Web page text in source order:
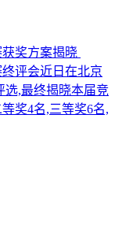
奖方案揭晓
评会近日在北京
选,最终揭晓本届竞
奖4名,三等奖6名,